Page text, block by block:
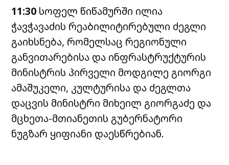
11:30 სოფელ წიწამურში ილია
ჭავჭავაძის რეაბილიტირებული ძეგლი
გაიხსნება, რომელსაც რეგიონული
განვითარებისა და ინფრასტრუქტურის
მინისტრის პირველი მოდგილე გიორგი
ამაშუკელი, კულტურისა და ძეგლთა
დაცვის მინისტრი მიხეილ გიორგაძე და
მცხეთა-მთიანეთის გუბერნატორი
ნუგზარ ყიფიანი დაესწრებიან.